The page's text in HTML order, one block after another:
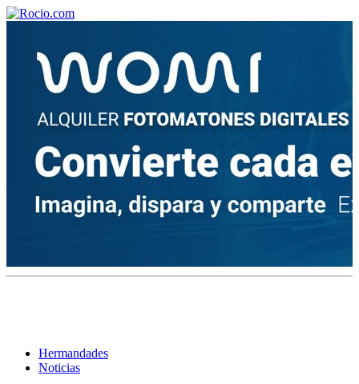
Hermandades
Noticias
¡Bienvenido! Soy el asistente virtual de rocio.com.
¿En qué puedo ayudarte?
¿Cuándo se construyó la primera ermita?
El traslado cada siete años